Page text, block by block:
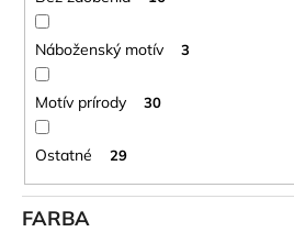
Náboženský motív 3
Motív prírody 30
Ostatné 29
FARBA
TABUĽKA
NA
URNU
5X8
EUR